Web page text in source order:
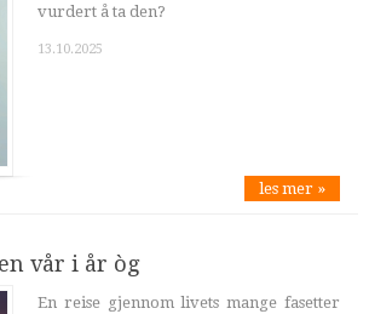
vurdert å ta den?
13.10.2025
les mer »
vår i år òg
En reise gjennom livets mange fasetter